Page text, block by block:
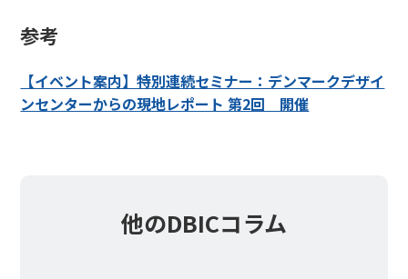
参考
【イベント案内】特別連続セミナー：デンマークデザイ
ンセンターからの現地レポート 第2回 開催
他のDBICコラム